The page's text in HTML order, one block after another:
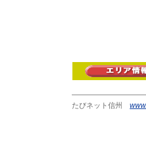
たびネット信州